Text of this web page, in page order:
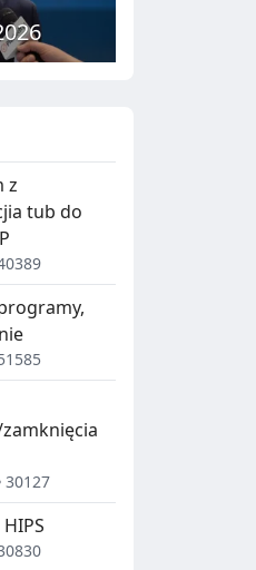
z
tub do
30127
HIPS